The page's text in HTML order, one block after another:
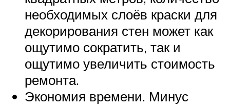
необходимых слоёв краски для
декорирования стен может как
ощутимо сократить, так и
ощутимо увеличить стоимость
ремонта.
Экономия времени. Минус